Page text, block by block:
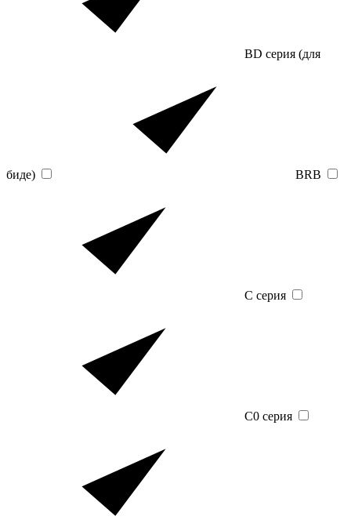
BD серия (для
биде) BRB
C серия
C0 серия